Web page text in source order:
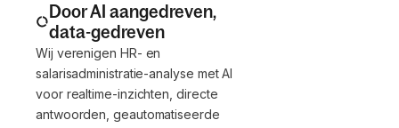
Door AI aangedreven,
data-gedreven
Wij verenigen HR- en
salarisadministratie-analyse met AI
voor realtime-inzichten, directe
antwoorden, geautomatiseerde